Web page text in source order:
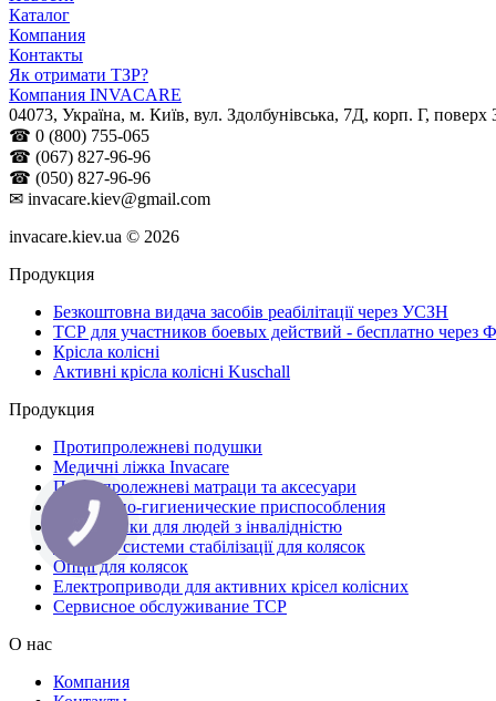
Каталог
Компания
Контакты
Як отримати ТЗР?
Компания INVACARE
04073, Україна, м. Київ, вул. Здолбунівська, 7Д, корп. Г, поверх
☎ 0 (800) 755-065
☎ (067) 827-96-96
☎ (050) 827-96-96
✉ invacare.kiev@gmail.com
invacare.kiev.ua © 2026
Продукция
Безкоштовна видача засобів реабілітації через УСЗН
ТСР для участников боевых действий - бесплатно через
Крісла колісні
Активні крісла колісні Kuschall
Продукция
Протипролежневі подушки
Медичні ліжка Invacare
Протипролежневі матраци та аксесуари
Санитарно-гигиенические приспособления
Підйомники для людей з інвалідністю
Спинки, системи стабілізації для колясок
Опції для колясок
Електроприводи для активних крісел колісних
Сервисное обслуживание ТСР
О нас
Компания